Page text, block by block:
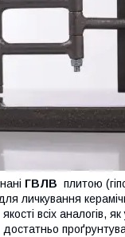
ГВЛВ плитою
личкування
всіх аналогів, як